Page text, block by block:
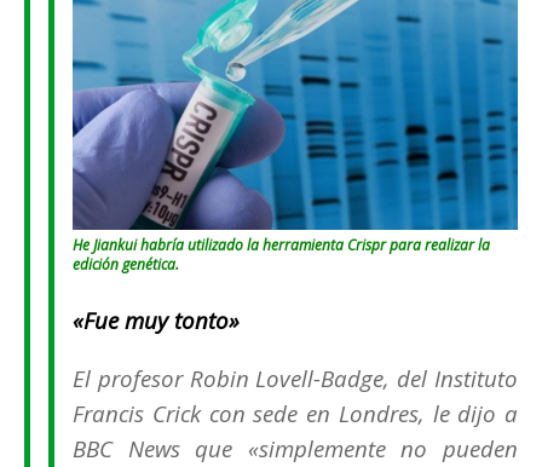
He Jiankui habría utilizado la herramienta Crispr para realizar la
edición genética.
«Fue muy tonto»
El profesor Robin Lovell-Badge, del Instituto
Francis Crick con sede en Londres, le dijo a
BBC News que «simplemente no pueden